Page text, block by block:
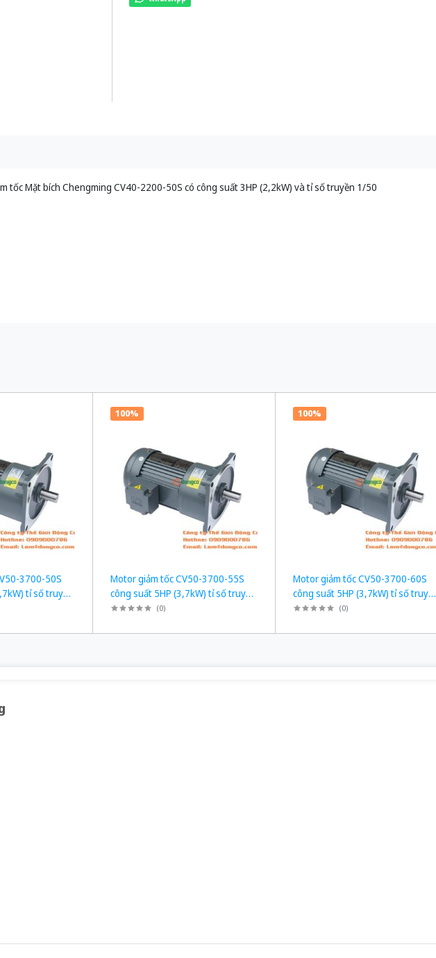
tốc Mặt bích Chengming CV40-2200-50S có công suất 3HP (2,2kW) và tỉ số truyền 1/50
3700-50S
tỉ số truyền
100%
Motor giảm tốc CV50-3700-55S
công suất 5HP (3,7kW) tỉ số truyền
1/55
(0)
100%
Motor giảm tốc CV50-3700-60S
công suất 5HP (3,7kW) tỉ số truyền
1/60
(0)